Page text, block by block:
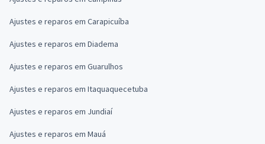
Ajustes e reparos em Carapicuíba
Ajustes e reparos em Diadema
Ajustes e reparos em Guarulhos
Ajustes e reparos em Itaquaquecetuba
Ajustes e reparos em Jundiaí
Ajustes e reparos em Mauá